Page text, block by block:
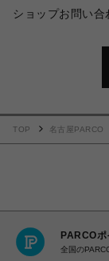
ショップお問い合
TOP 名古屋PARCO
PARCOポ
全国の